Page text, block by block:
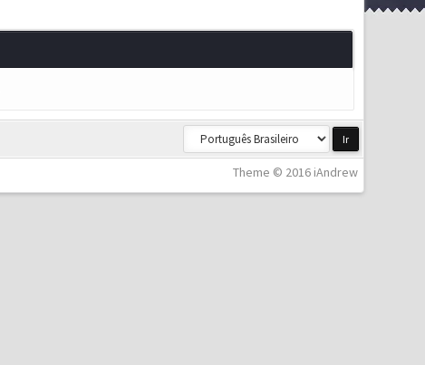
Theme © 2016 iAndrew